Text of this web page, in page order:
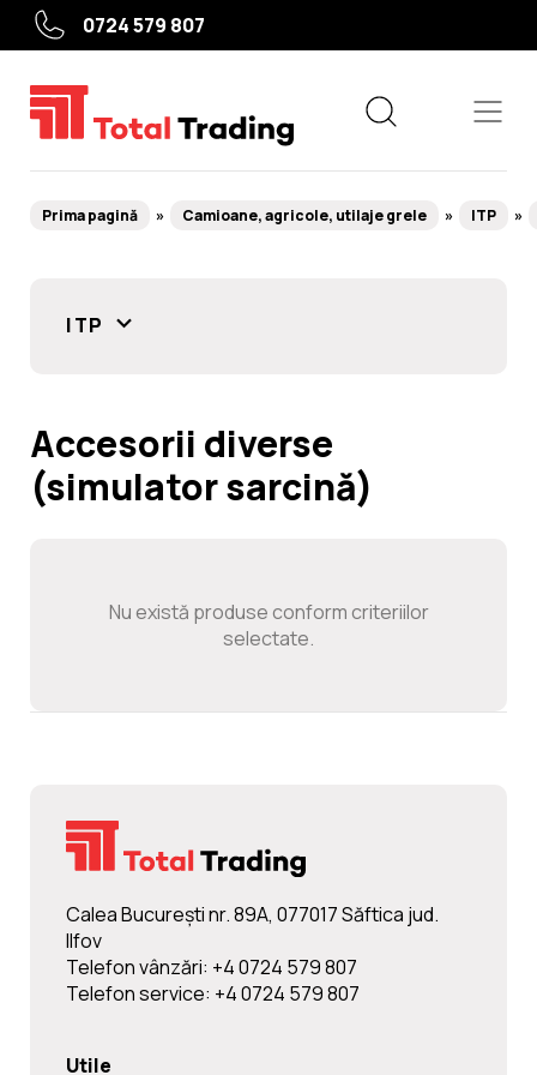
0724 579 807
Camioane, agricole, utilaje grele
Utile
Ghidul Echipamentelor
Prima pagină Camioane, agricole, utilaje grele ITP
ITP
Accesorii diverse
(simulator sarcină)
Nu există produse conform criteriilor
selectate.
Calea Bucureşti nr. 89A, 077017 Săftica jud.
Ilfov
Telefon vânzări: +4 0724 579 807
Telefon service: +4 0724 579 807
Utile